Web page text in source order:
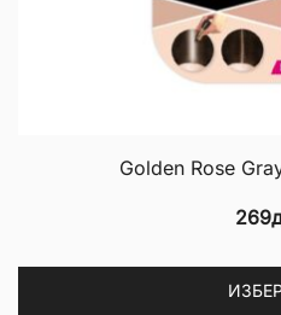
Golden Rose
269